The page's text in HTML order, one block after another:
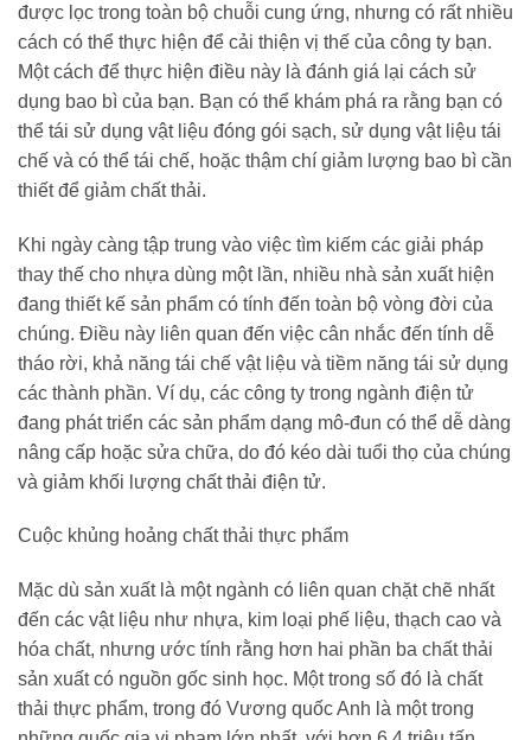
được lọc trong toàn bộ chuỗi cung ứng, nhưng có rất nhiều
cách có thể thực hiện để cải thiện vị thế của công ty bạn.
Một cách để thực hiện điều này là đánh giá lại cách sử
dụng bao bì của bạn. Bạn có thể khám phá ra rằng bạn có
thể tái sử dụng vật liệu đóng gói sạch, sử dụng vật liệu tái
chế và có thể tái chế, hoặc thậm chí giảm lượng bao bì cần
thiết để giảm chất thải.
Khi ngày càng tập trung vào việc tìm kiếm các giải pháp
thay thế cho nhựa dùng một lần, nhiều nhà sản xuất hiện
đang thiết kế sản phẩm có tính đến toàn bộ vòng đời của
chúng. Điều này liên quan đến việc cân nhắc đến tính dễ
tháo rời, khả năng tái chế vật liệu và tiềm năng tái sử dụng
các thành phần. Ví dụ, các công ty trong ngành điện tử
đang phát triển các sản phẩm dạng mô-đun có thể dễ dàng
nâng cấp hoặc sửa chữa, do đó kéo dài tuổi thọ của chúng
và giảm khối lượng chất thải điện tử.
Cuộc khủng hoảng chất thải thực phẩm
Mặc dù sản xuất là một ngành có liên quan chặt chẽ nhất
đến các vật liệu như nhựa, kim loại phế liệu, thạch cao và
hóa chất, nhưng ước tính rằng hơn hai phần ba chất thải
sản xuất có nguồn gốc sinh học. Một trong số đó là chất
thải thực phẩm, trong đó Vương quốc Anh là một trong